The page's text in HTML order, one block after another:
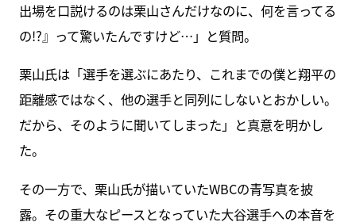
出場を口説けるのは栗山さんだけなのに、何を言ってる
の!?』って驚いたんですけど…」と質問。
栗山氏は「選手を選ぶにあたり、これまでの僕と翔平の
距離感ではなく、他の選手と同列にしないとおかしい。
だから、そのように聞いてしまった」と真意を明かし
た。
その一方で、栗山氏が描いていたWBCの青写真を披
露。その重大なピースとなっていた大谷選手への本音を